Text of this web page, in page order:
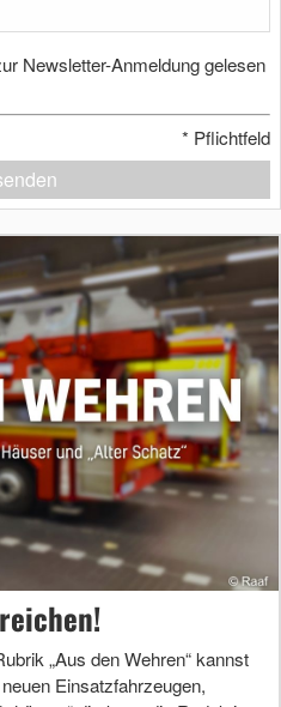
Newsletter-Anmeldung gelesen
* Pflichtfeld
„Aus den Wehren“ kannst
Einsatzfahrzeugen,